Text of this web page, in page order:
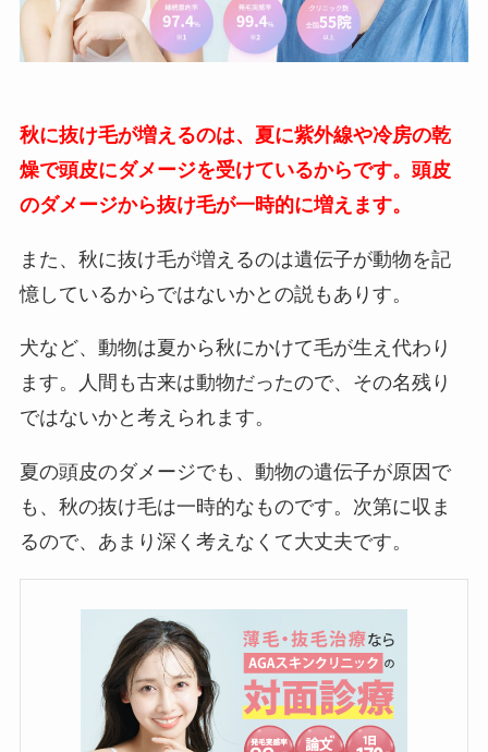
秋に抜け毛が増えるのは、夏に紫外線や冷房の乾
燥で頭皮にダメージを受けているからです。頭皮
のダメージから抜け毛が一時的に増えます。
また、秋に抜け毛が増えるのは遺伝子が動物を記
憶しているからではないかとの説もありす。
犬など、動物は夏から秋にかけて毛が生え代わり
ます。人間も古来は動物だったので、その名残り
ではないかと考えられます。
夏の頭皮のダメージでも、動物の遺伝子が原因で
も、秋の抜け毛は一時的なものです。次第に収ま
るので、あまり深く考えなくて大丈夫です。